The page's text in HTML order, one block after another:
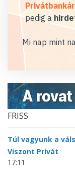
pedig a
Mi nap mint
FRISS
Túl vagyunk a
Viszont Privát
17:11